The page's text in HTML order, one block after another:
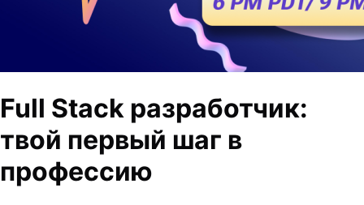
Full Stack разработчик:
твой первый шаг в
профессию